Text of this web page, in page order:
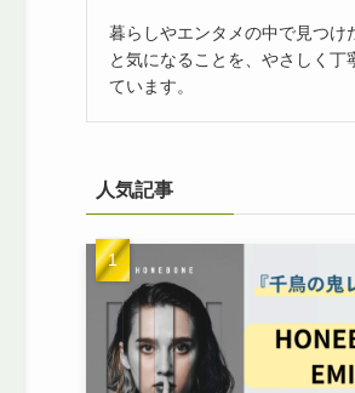
暮らしやエンタメの中で見つけ
と気になることを、やさしく丁
ています。
人気記事